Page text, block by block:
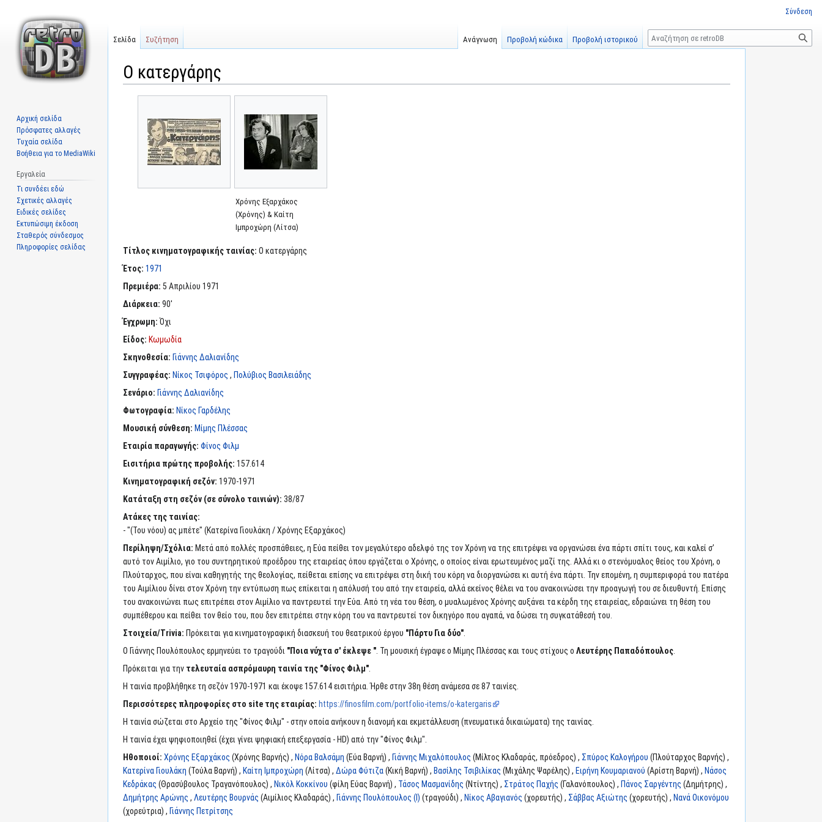
Ο κατεργάρης
πλοήγηση
αναζήτηση
Χρόνης Εξαρχάκος
(Χρόνης) & Καίτη
Ιμπροχώρη (Λίτσα)
Τίτλος κινηματογραφικής ταινίας: Ο κατεργάρης
Έτος: 1971
Πρεμιέρα: 5 Απριλίου 1971
Διάρκεια: 90'
Έγχρωμη:Όχι
Είδος: Κωμωδία
Σκηνοθεσία: Γιάννης Δαλιανίδης
Συγγραφέας: Νίκος Τσιφόρος , Πολύβιος Βασιλειάδης
Σενάριο: Γιάννης Δαλιανίδης
Φωτογραφία: Νίκος Γαρδέλης
Μουσική σύνθεση: Μίμης Πλέσσας
Εταιρία παραγωγής: Φίνος Φιλμ
Εισιτήρια πρώτης προβολής: 157.614
Κινηματογραφική σεζόν: 1970-1971
Κατάταξη στη σεζόν (σε σύνολο ταινιών): 38/87
Ατάκες της ταινίας:
- "(Του νόου) ας μπέτε" (Κατερίνα Γιουλάκη / Χρόνης Εξαρχάκος)
Περίληψη/Σχόλια: Μετά από πολλές προσπάθειες, η Εύα πείθει τον μεγαλύτερο αδελφό της τον Χρόνη να της επιτρέψει να οργανώσει ένα πάρτι σπίτι τους, και καλεί σ’
αυτό τον Αιμίλιο, γιο του συντηρητικού προέδρου της εταιρείας όπου εργάζεται ο Χρόνης, ο οποίος είναι ερωτευμένος μαζί της. Αλλά κι ο στενόμυαλος θείος του Χρόνη, ο
Πλούταρχος, που είναι καθηγητής της θεολογίας, πείθεται επίσης να επιτρέψει στη δική του κόρη να διοργανώσει κι αυτή ένα πάρτι. Την επομένη, η συμπεριφορά του πατέρα
του Αιμίλιου δίνει στον Χρόνη την εντύπωση πως επίκειται η απόλυσή του από την εταιρεία, αλλά εκείνος θέλει να του ανακοινώσει την προαγωγή του σε διευθυντή. Επίσης
του ανακοινώνει πως επιτρέπει στον Αιμίλιο να παντρευτεί την Εύα. Από τη νέα του θέση, ο μυαλωμένος Χρόνης αυξάνει τα κέρδη της εταιρείας, εδραιώνει τη θέση του
συμπέθερου και πείθει τον θείο του, που δεν επιτρέπει στην κόρη του να παντρευτεί τον δικηγόρο που αγαπά, να δώσει τη συγκατάθεσή του.
Στοιχεία/Trivia: Πρόκειται για κινηματογραφική διασκευή του θεατρικού έργου "Πάρτυ Για δύο"
Ο Γιάννης Πουλόπουλος ερμηνεύει το τραγούδι "Ποια νύχτα σ' έκλεψε " . Τη μουσική έγραψε ο Μίμης Πλέσσας και τους στίχους ο Λευτέρης Παπαδόπουλος
Πρόκειται για την τελευταία ασπρόμαυρη ταινία της "Φίνος Φιλμ"
Η ταινία προβλήθηκε τη σεζόν 1970-1971 και έκοψε 157.614 εισιτήρια. Ήρθε στην 38η θέση ανάμεσα σε 87 ταινίες.
Περισσότερες πληροφορίες στο site της εταιρίας: https://finosfilm.com/portfolio-items/o-katergaris
Η ταινία σώζεται στο Αρχείο της "Φίνος Φιλμ" - στην οποία ανήκουν η διανομή και εκμετάλλευση (πνευματικά δικαιώματα) της ταινίας.
Η ταινία έχει ψηφιοποιηθεί (έχει γίνει ψηφιακή επεξεργασία - HD) από την "Φίνος Φιλμ".
Ηθοποιοί: Χρόνης Εξαρχάκος (Χρόνης Βαρνής) , Νόρα Βαλσάμη (Εύα Βαρνή) , Γιάννης Μιχαλόπουλος (Μίλτος Κλαδαράς, πρόεδρος) , Σπύρος Καλογήρου (Πλούταρχος Βαρνής) ,
Κατερίνα Γιουλάκη (Τούλα Βαρνή) , Καίτη Ιμπροχώρη (Λίτσα) , Δώρα Φύτιζα(Κική Βαρνή) , Βασίλης Τσιβιλίκας (Μιχάλης Ψαρέλης) , Ειρήνη Κουμαριανού (Αρίστη Βαρνή) , Νάσος
Κεδράκας (Θρασύβουλος Τραγανόπουλος) , Νικόλ Κοκκίνου (φίλη Εύας Βαρνή) , Τάσος Μασμανίδης (Ντίντης) , Στράτος Παχής (Γαλανόπουλος) , Πάνος Σαργέντης (Δημήτρης) ,
Δημήτρης Αρώνης , Λευτέρης Βουρνάς (Αιμίλιος Κλαδαράς) , Γιάννης Πουλόπουλος (I) (τραγούδι) , Νίκος Αβαγιανός (χορευτής) , Σάββας Αξιώτης (χορευτής) , Νανά Οικονόμου
(χορεύτρια) , Γιάννης Πετρίτσης
Σύνδεση
Σελίδα Συζήτηση Ανάγνωση Προβολή κώδικα Προβολή ιστορικού
Αναζήτηση
Αρχική σελίδα
Πρόσφατες αλλαγές
Τυχαία σελίδα
Βοήθεια για το MediaWiki
Εργαλεία
Τι συνδέει εδώ
Σχετικές αλλαγές
Ειδικές σελίδες
Εκτυπώσιμη έκδοση
Σταθερός σύνδεσμος
Πληροφορίες σελίδας